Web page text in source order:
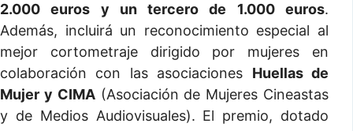
2.000 euros y un tercero de 1.000 euros.
Además, incluirá un reconocimiento especial al
mejor cortometraje dirigido por mujeres en
colaboración con las asociaciones Huellas de
Mujer y CIMA(Asociación de Mujeres Cineastas
y de Medios Audiovisuales). El premio, dotado